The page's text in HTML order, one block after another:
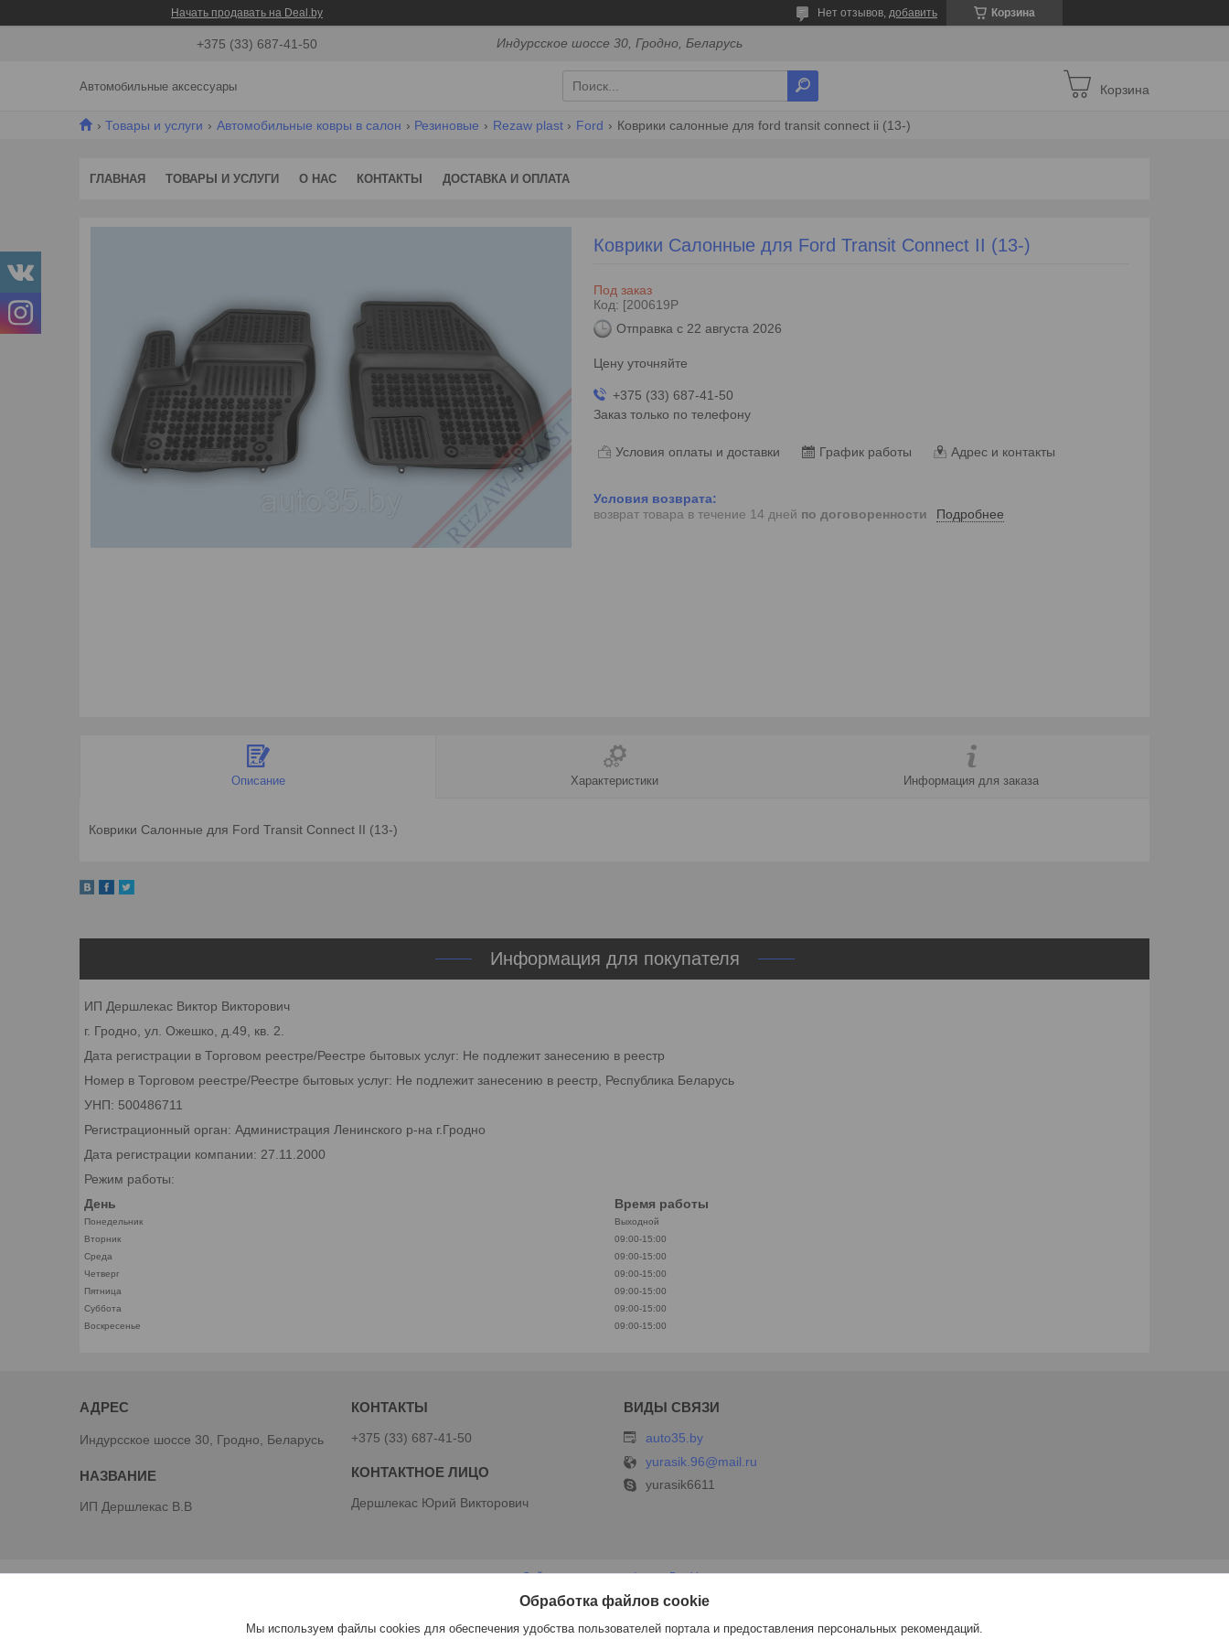
Начать продавать на Deal.by Корзина
Нет отзывов, добавить
+375 (33) 687-41-50 Индурсское шоссе 30, Гродно, Беларусь
Автомобильные аксессуары Корзина
Товары и услуги Автомобильные ковры в салон Резиновые Rezaw plast Ford Коврики салонные для ford transit connect ii (13-)
ГЛАВНАЯ ТОВАРЫ И УСЛУГИ О НАС КОНТАКТЫ ДОСТАВКА И ОПЛАТА
Коврики Салонные для Ford Transit Connect II (13-)
Под заказ
Код: [200619P
Отправка с 22 августа 2026
Цену уточняйте
+375 (33) 687-41-50
Заказ только по телефону
Условия оплаты и доставки График работы Адрес и контакты
возврат товара в течение 14 дней по договоренности Подробнее
Описание Характеристики Информация для заказа
Коврики Салонные для Ford Transit Connect II (13-)
Информация для покупателя
ИП Дершлекас Виктор Викторович
г. Гродно, ул. Ожешко, д.49, кв. 2.
Дата регистрации в Торговом реестре/Реестре бытовых услуг: Не подлежит занесению в реестр
Номер в Торговом реестре/Реестре бытовых услуг: Не подлежит занесению в реестр, Республика Беларусь
УНП: 500486711
Регистрационный орган: Администрация Ленинского р-на г.Гродно
Дата регистрации компании: 27.11.2000
Режим работы:
День
Время работы
Понедельник
Выходной
Вторник
09:00-15:00
Среда
09:00-15:00
Четверг
09:00-15:00
Пятница
09:00-15:00
Суббота
09:00-15:00
Воскресенье
09:00-15:00
Индурсское шоссе 30, Гродно, Беларусь
ИП Дершлекас В.В
+375 (33) 687-41-50
Дершлекас Юрий Викторович
auto35.by
yurasik.96@mail.ru
yurasik6611
Сайт создан на платформе Deal.by
Политика обработки файлов cookies
Обработка файлов cookie
Мы используем файлы cookies для обеспечения удобства пользователей портала и предоставления персональных рекомендаций.
ИП Дершлекас В.В | Пожаловаться на контент
Select Language ▼